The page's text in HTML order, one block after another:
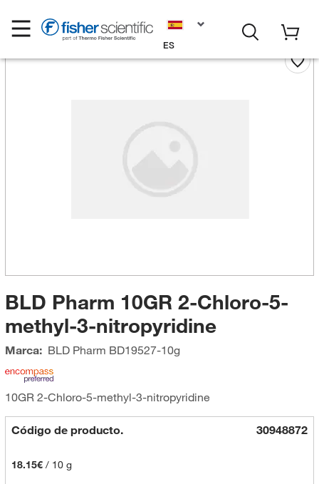
ES
BLD Pharm 10GR 2-Chloro-5-
methyl-3-nitropyridine
Marca: BLD Pharm BD19527-10g
10GR 2-Chloro-5-methyl-3-nitropyridine
Código de producto. 30948872
18.15€/ 10 g